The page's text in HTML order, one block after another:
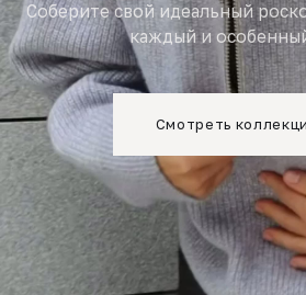
Соберите свой идеальный
каждый и
Смотреть